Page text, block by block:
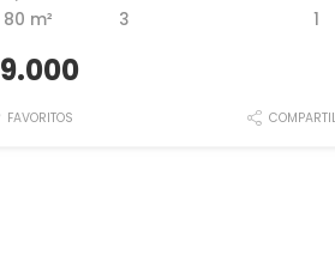
80 m² 3
1
FAVORITOS